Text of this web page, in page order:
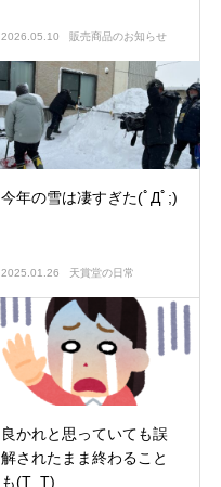
2026.05.10 販売商品のお知らせ
今年の雪は凄すぎた(ﾟДﾟ;)
2025.01.26 天賞堂の日常
良かれと思っていても誤
解されたまま終わること
も(T_T)